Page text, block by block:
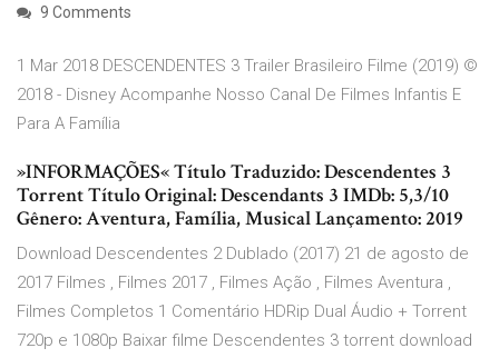
9 Comments
1 Mar 2018 DESCENDENTES 3 Trailer Brasileiro Filme (2019) ©
2018 - Disney Acompanhe Nosso Canal De Filmes Infantis E
Para A Família
»INFORMAÇÕES« Título Traduzido: Descendentes 3
Torrent Título Original: Descendants 3 IMDb: 5,3/10
Gênero: Aventura, Família, Musical Lançamento: 2019
Download Descendentes 2 Dublado (2017) 21 de agosto de
2017 Filmes , Filmes 2017 , Filmes Ação , Filmes Aventura ,
Filmes Completos 1 Comentário HDRip Dual Áudio + Torrent
720p e 1080p Baixar filme Descendentes 3 torrent download